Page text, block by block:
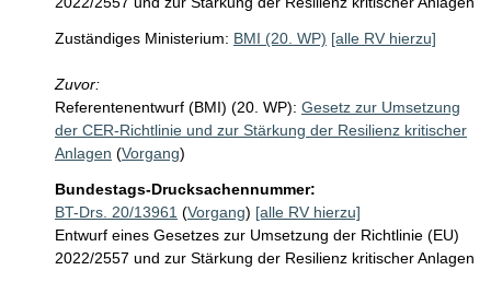
Zuständiges Ministerium: BMI (20. WP) [alle RV hierzu]
Zuvor:
Referentenentwurf (BMI) (20. WP): Gesetz zur Umsetzung
der CER-Richtlinie und zur Stärkung der Resilienz kritischer
Anlagen (Vorgang)
Bundestags-Drucksachennummer:
BT-Drs. 20/13961 (Vorgang) [alle RV hierzu]
Entwurf eines Gesetzes zur Umsetzung der Richtlinie (EU)
2022/2557 und zur Stärkung der Resilienz kritischer Anlagen